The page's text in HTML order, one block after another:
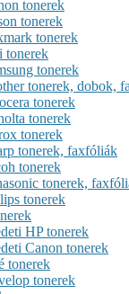
tonerek
tonerek
tonerek
tonerek
tonerek
tonerek, dobok,
tonerek
tonerek
tonerek
tonerek, faxfóliák
tonerek
tonerek,
tonerek
HP tonerek
Canon tonerek
tonerek
tonerek